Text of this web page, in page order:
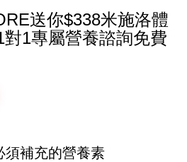
送你$338米施洛體
1專屬營養諮詢免費
須補充的營養素